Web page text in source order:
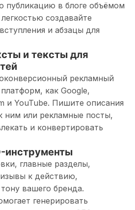
публикацию в блоге объёмом
создавайте
и абзацы для
и тексты для
рекламный
как Google,
и YouTube. Пишите описания
ним или рекламные посты,
и конвертировать
инструменты
главные разделы,
к действию,
вашего бренда.
генерировать